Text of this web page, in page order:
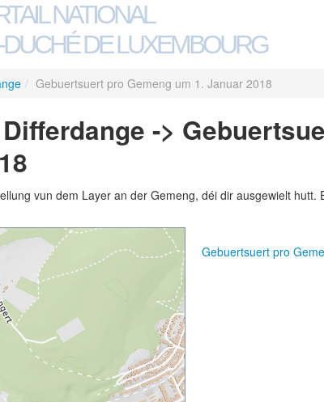
NATIONAL
DE LUXEMBOURG
/ Gebuertsuert pro Gemeng um 1. Januar 2018
->
vun dem Layer an der Gemeng, déi dir ausgewielt
Gebuertsuert pro